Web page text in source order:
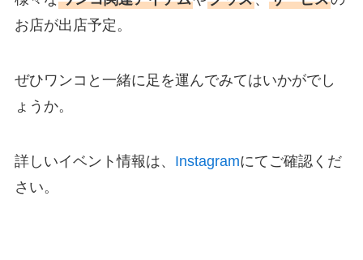
お店が出店予定。
ぜひワンコと一緒に足を運んでみてはいかがでし
ょうか。
詳しいイベント情報は、 Instagramにてご確認くだ
さい。